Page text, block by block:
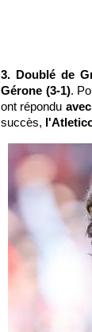
3. Doublé de
Gérone (3-1).
ont répondu
succès,